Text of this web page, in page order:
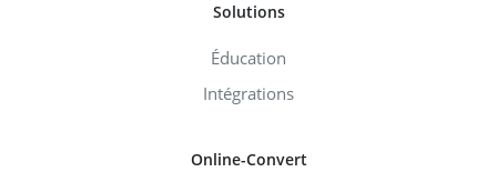
Solutions
Éducation
Intégrations
Online-Convert